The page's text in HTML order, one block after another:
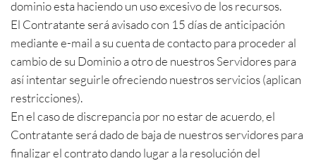
dominio esta haciendo un uso excesivo de los recursos.
El Contratante será avisado con 15 días de anticipación
mediante e-mail a su cuenta de contacto para proceder al
cambio de su Dominio a otro de nuestros Servidores para
así intentar seguirle ofreciendo nuestros servicios (aplican
restricciones).
En el caso de discrepancia por no estar de acuerdo, el
Contratante será dado de baja de nuestros servidores para
finalizar el contrato dando lugar a la resolución del